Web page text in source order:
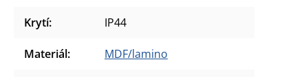
Krytí: IP44
Materiál: MDF/lamino